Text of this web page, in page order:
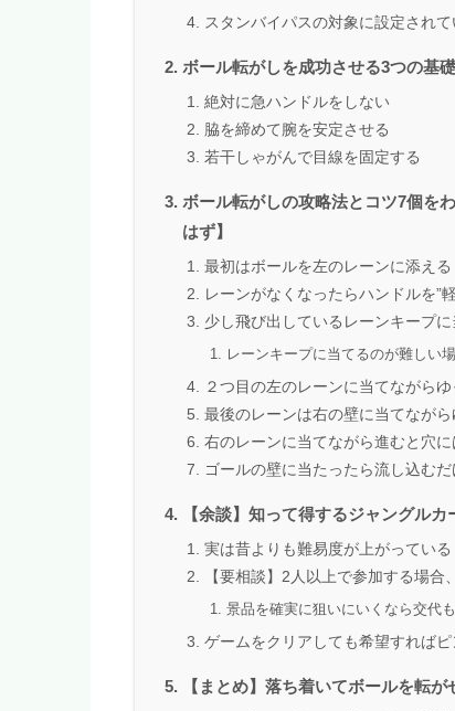
スタンバイパスの対象に設定され
ボール転がしを成功させる3つの基
絶対に急ハンドルをしない
脇を締めて腕を安定させる
若干しゃがんで目線を固定する
ボール転がしの攻略法とコツ7個を
はず】
最初はボールを左のレーンに添える
レーンがなくなったらハンドルを”
少し飛び出しているレーンキープ
レーンキープに当てるのが難しい
２つ目の左のレーンに当てながら
最後のレーンは右の壁に当てなが
右のレーンに当てながら進むと穴
ゴールの壁に当たったら流し込むだ
【余談】知って得するジャングル
実は昔よりも難易度が上がってい
【要相談】2人以上で参加する場
景品を確実に狙いにいくなら交代
ゲームをクリアしても希望すれば
【まとめ】落ち着いてボールを転